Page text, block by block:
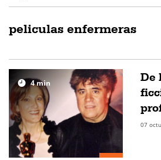
peliculas enfermeras
4min
De
07